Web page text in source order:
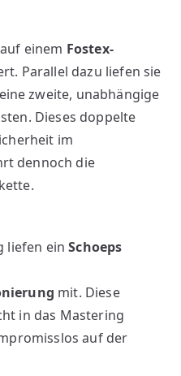
einem Fostex-
Parallel dazu liefen sie
zweite, unabhängige
Dieses doppelte
im
dennoch die
liefen einSchoeps
mit. Diese
in das Mastering
auf der